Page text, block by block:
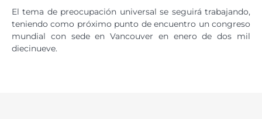
El tema de preocupación universal se seguirá trabajando,
teniendo como próximo punto de encuentro un congreso
mundial con sede en Vancouver en enero de dos mil
diecinueve.